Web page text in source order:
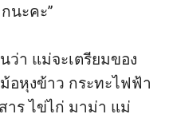
นะคะ”
ว่า แม่จะเตรียมของ
อหุงข้าว กระทะไฟฟ้า
าร ไข่ไก่ มาม่า แม่